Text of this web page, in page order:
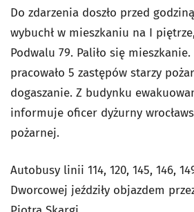
Do zdarzenia doszło przed
wybuchł w mieszkaniu na I
Podwalu 79. Paliło się
pracowało 5 zastępów starzy
dogaszanie. Z budynku
informuje oficer dyżurny
pożarnej.
Autobusy linii 114, 120, 145, 146,
Dworcowej jeździły objazdem